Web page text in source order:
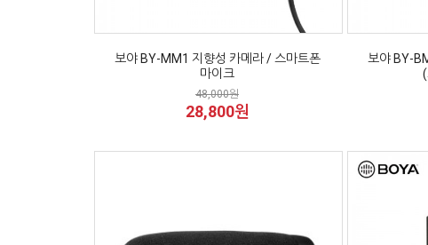
보야 BY-MM1 지향성 카메라 / 스마트폰
마이크
48,000원
28,800원
보야 BY-